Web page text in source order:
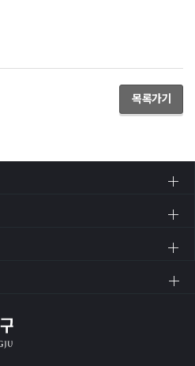
목록가기